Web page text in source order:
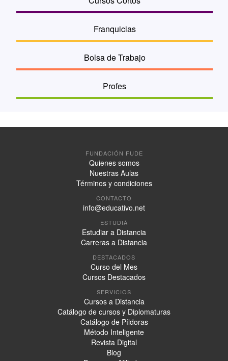
Franquicias
Bolsa de Trabajo
Profes
FUNDACIÓN FUDE
Quienes somos
Nuestras Aulas
Términos y condiciones
CONTACTO
info@educativo.net
ESTUDIÁ
Estudiar a Distancia
Carreras a Distancia
DESTACADOS
Curso del Mes
Cursos Destacados
SERVICIOS
Cursos a Distancia
Catálogo de cursos y Diplomaturas
Catálogo de Píldoras
Método Inteligente
Revista Digital
Blog